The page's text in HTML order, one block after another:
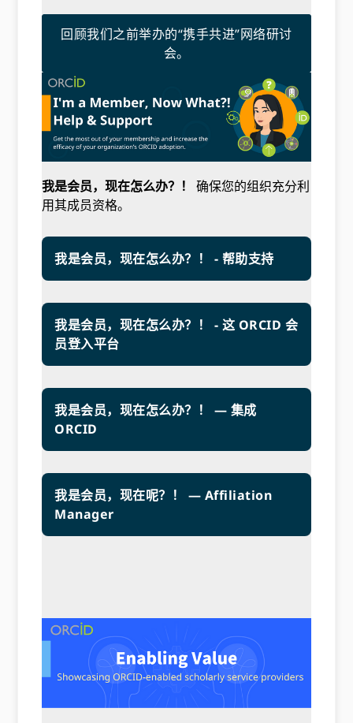
回顾我们之前举办的“携手共进”网络研讨
会。
我是会员，现在怎么办？！确保您的组织充分利
用其成员资格。
我是会员，现在怎么办？！ - 帮助支持
我是会员，现在怎么办？！ - 这 ORCID 会
员登入平台
我是会员，现在怎么办？！ — 集成
ORCID
我是会员，现在呢？！ — Affiliation
Manager